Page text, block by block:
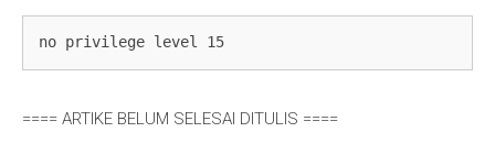
no privilege level 15
==== ARTIKE BELUM SELESAI DITULIS ====